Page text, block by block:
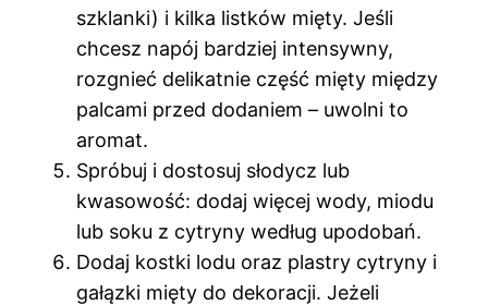
szklanki) i kilka listków mięty. Jeśli
chcesz napój bardziej intensywny,
rozgnieć delikatnie część mięty między
palcami przed dodaniem – uwolni to
aromat.
Spróbuj i dostosuj słodycz lub
kwasowość: dodaj więcej wody, miodu
lub soku z cytryny według upodobań.
Dodaj kostki lodu oraz plastry cytryny i
gałązki mięty do dekoracji. Jeżeli